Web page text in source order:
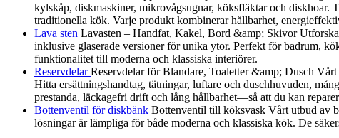
kylskåp, diskmaskiner, mikrovågsugnar, köksfläktar och diskhoar.
traditionella kök. Varje produkt kombinerar hållbarhet,
Lava sten Lavasten – Handfat, Kakel, Bord &amp; Skivor
inklusive glaserade versioner för unika ytor. Perfekt för badrum,
funktionalitet till moderna och klassiska interiörer.
ReservdelarReservdelar för Blandare, Toaletter &amp; Dusch
Hitta ersättningshandtag, tätningar, luftare och duschhuvuden,
prestanda, läckagefri drift och lång hållbarhet—så att du kan
Bottenventil för diskbänk Bottenventil till köksvask Vårt utbud av
lösningar är lämpliga för både moderna och klassiska kök. De